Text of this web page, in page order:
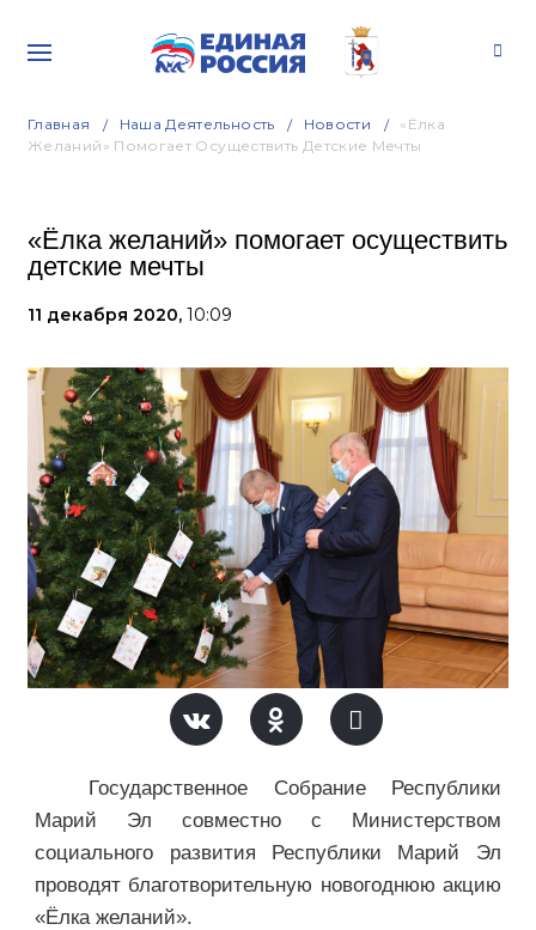
Главная Наша Деятельность Новости
«Ёлка
Желаний» Помогает Осуществить Детские Мечты
«Ёлка желаний» помогает осуществить
детские мечты
11 декабря 2020, 10:09
Государственное Собрание Республики
Марий Эл совместно с Министерством
социального развития Республики Марий Эл
проводят благотворительную новогоднюю акцию
«Ёлка желаний».